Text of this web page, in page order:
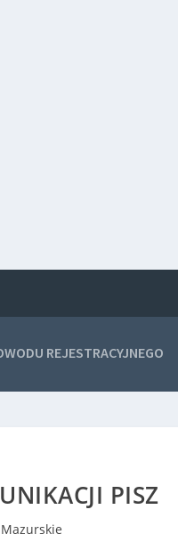
REJESTRACYJNEGO
PISZ